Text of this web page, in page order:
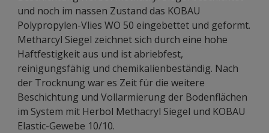
und noch im nassen Zustand das KOBAU
Polypropylen-Vlies WO 50 eingebettet und geformt.
Metharcyl Siegel zeichnet sich durch eine hohe
Haftfestigkeit aus und ist abriebfest,
reinigungsfähig und chemikalienbeständig. Nach
der Trocknung war es Zeit für die weitere
Beschichtung und Vollarmierung der Bodenflächen
im System mit Herbol Methacryl Siegel und KOBAU
Elastic-Gewebe 10/10.